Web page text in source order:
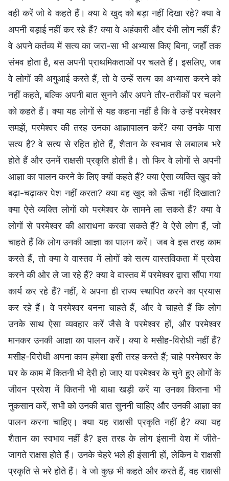
वही करें जो वे कहते हैं। क्या वे खुद को बड़ा नहीं दिखा रहे? क्या वे
अपनी बड़ाई नहीं कर रहे हैं? क्या वे अहंकारी और दंभी लोग नहीं हैं?
वे अपने कर्तव्य में सत्य का जरा-सा भी अभ्यास किए बिना, जहाँ तक
संभव होता है, बस अपनी प्राथमिकताओं पर चलते हैं। इसलिए, जब
वे लोगों की अगुआई करते हैं, तो वे उन्हें सत्य का अभ्यास करने को
नहीं कहते, बल्कि अपनी बात सुनने और अपने तौर-तरीकों पर चलने
को कहते हैं। क्या यह लोगों से यह कहना नहीं है कि वे उन्हें परमेश्वर
समझें, परमेश्वर की तरह उनका आज्ञापालन करें? क्या उनके पास
सत्य है? वे सत्य से रहित होते हैं, शैतान के स्वभाव से लबालब भरे
होते हैं और उनमें राक्षसी प्रकृति होती है। तो फिर वे लोगों से अपनी
आज्ञा का पालन करने के लिए क्यों कहते हैं? क्या ऐसा व्यक्ति खुद को
बढ़ा-चढ़ाकर पेश नहीं करता? क्या वह खुद को ऊँचा नहीं दिखाता?
क्या ऐसे व्यक्ति लोगों को परमेश्वर के सामने ला सकते हैं? क्या वे
लोगों से परमेश्वर की आराधना करवा सकते हैं? वे ऐसे लोग हैं, जो
चाहते हैं कि लोग उनकी आज्ञा का पालन करें। जब वे इस तरह काम
करते हैं, तो क्या वे वास्तव में लोगों को सत्य वास्तविकता में प्रवेश
करने की ओर ले जा रहे हैं? क्या वे वास्तव में परमेश्वर द्वारा सौंपा गया
कार्य कर रहे हैं? नहीं, वे अपना ही राज्य स्थापित करने का प्रयास
कर रहे हैं। वे परमेश्वर बनना चाहते हैं, और वे चाहते हैं कि लोग
उनके साथ ऐसा व्यवहार करें जैसे वे परमेश्वर हों, और परमेश्वर
मानकर उनकी आज्ञा का पालन करें। क्या वे मसीह-विरोधी नहीं हैं?
मसीह-विरोधी अपना काम हमेशा इसी तरह करते हैं; चाहे परमेश्वर के
घर के काम में कितनी भी देरी हो जाए या परमेश्वर के चुने हुए लोगों के
जीवन प्रवेश में कितनी भी बाधा खड़ी करें या उनका कितना भी
नुकसान करें, सभी को उनकी बात सुननी चाहिए और उनकी आज्ञा का
पालन करना चाहिए। क्या यह राक्षसी प्रकृति नहीं है? क्या यह
शैतान का स्वभाव नहीं है? इस तरह के लोग इंसानी वेश में जीते-
जागते राक्षस होते हैं। उनके चेहरे भले ही इंसानी हों, लेकिन वे राक्षसी
प्रकृति से भरे होते हैं। वे जो कुछ भी कहते और करते हैं, वह राक्षसी